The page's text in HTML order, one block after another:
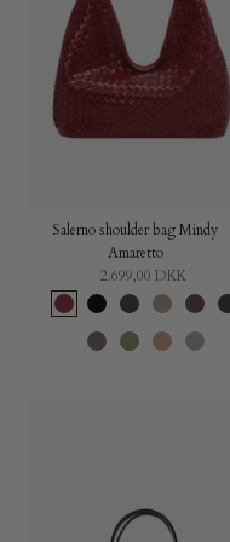
Plads
laptop
Salerno shoulder bag Mindy
Amaretto
2.699,00 DKK
AmarettoBlack
Dark
Taupe Barolo
ElephantPear Sand Sky